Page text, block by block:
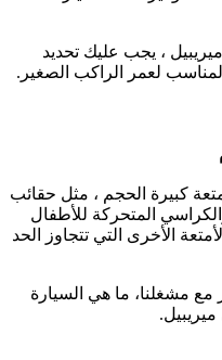
ميريبيل ، يجب عليك تحديد
لعمر الراكب الصغير.
كبيرة الحجم ، مثل حقائب
المتحركة للأطفال
الأخرى التي تتجاوز الحد
مع مشغلنا، ما هي السيارة
ميريبيل.